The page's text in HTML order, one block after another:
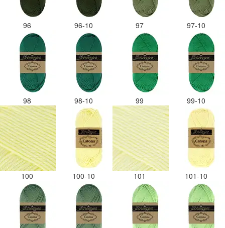
96 96-10 97 97-10
98 98-10 99 99-10
100 100-10 101 101-10